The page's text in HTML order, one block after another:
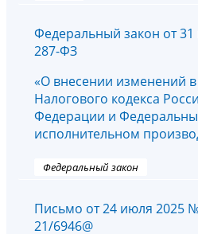
Федеральный закон от
287-ФЗ
«О внесении изменений
Налогового кодекса
Федерации и
исполнительном
Федеральный закон
Письмо от 24 июля 2025
21/6946@